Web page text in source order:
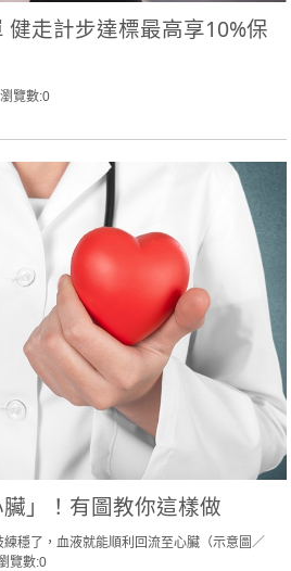
走計步達標最高享10%保
瀏覽數:0
」！有圖教你這樣做
穩了，血液就能順利回流至心臟（示意圖／
覽數:0